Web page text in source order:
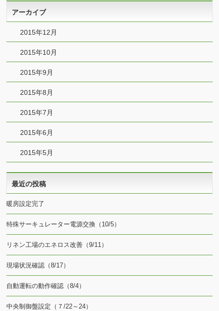
アーカイブ
2015年12月
2015年10月
2015年9月
2015年8月
2015年7月
2015年6月
2015年5月
最近の投稿
暖房設定完了
特殊サーキュレーター電源交換（10/5）
リネン工場のエネロス改善（9/11）
現場状況確認（8/17）
自動運転の動作確認（8/4）
中央制御盤設定（７/22～24）